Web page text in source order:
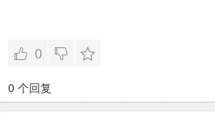
0
0 个回复